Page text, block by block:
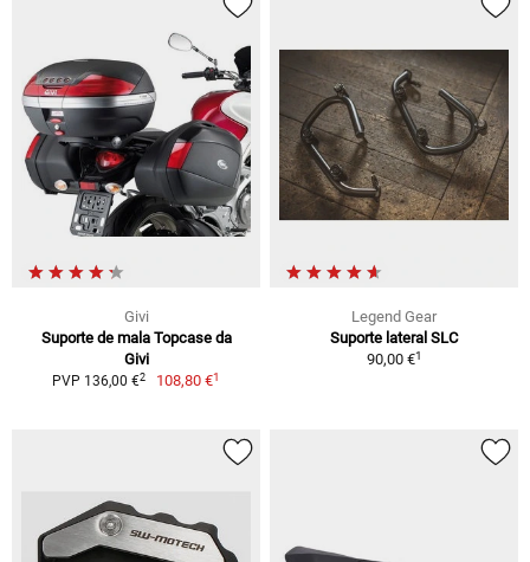
Givi
Suporte de mala Topcase da
Givi
PVP 136,00 €2 108,80 €1
Legend Gear
Suporte lateral SLC
90,00 €1